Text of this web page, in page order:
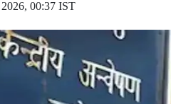
00:37 IST